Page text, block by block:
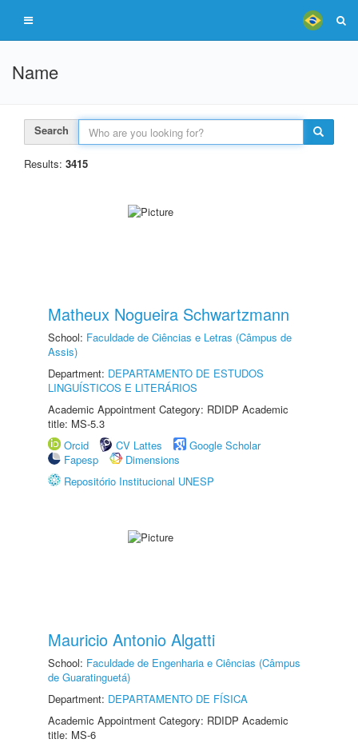
Name
Search
Results: 3415
Matheux Nogueira Schwartzmann
School: Faculdade de Ciências e Letras (Câmpus de
Assis)
Department: DEPARTAMENTO DE ESTUDOS
LINGUÍSTICOS E LITERÁRIOS
Academic Appointment Category: RDIDP Academic
title: MS-5.3
Orcid
CV Lattes
Google Scholar
Fapesp
Dimensions
Repositório Institucional UNESP
Mauricio Antonio Algatti
School: Faculdade de Engenharia e Ciências (Câmpus
de Guaratinguetá)
Department: DEPARTAMENTO DE FÍSICA
Academic Appointment Category: RDIDP Academic
title: MS-6